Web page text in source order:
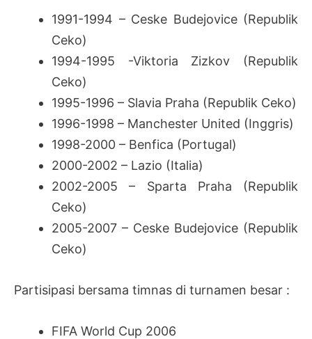
1991-1994 – Ceske Budejovice (Republik
Ceko)
1994-1995 -Viktoria Zizkov (Republik
Ceko)
1995-1996 – Slavia Praha (Republik Ceko)
1996-1998 – Manchester United (Inggris)
1998-2000 – Benfica (Portugal)
2000-2002 – Lazio (Italia)
2002-2005 – Sparta Praha (Republik
Ceko)
2005-2007 – Ceske Budejovice (Republik
Ceko)
Partisipasi bersama timnas di turnamen besar :
FIFA World Cup 2006